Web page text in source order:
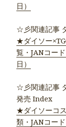
日）
☆彡関連記事
★ダイソー
覧・JANコー
日）
☆彡関連記事
発売 Index
★ダイソーコ
類・JANコー